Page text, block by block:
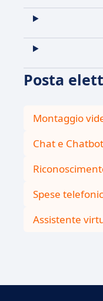
Posta
Montaggio
Chat e Chatbot
Spese
Assistente